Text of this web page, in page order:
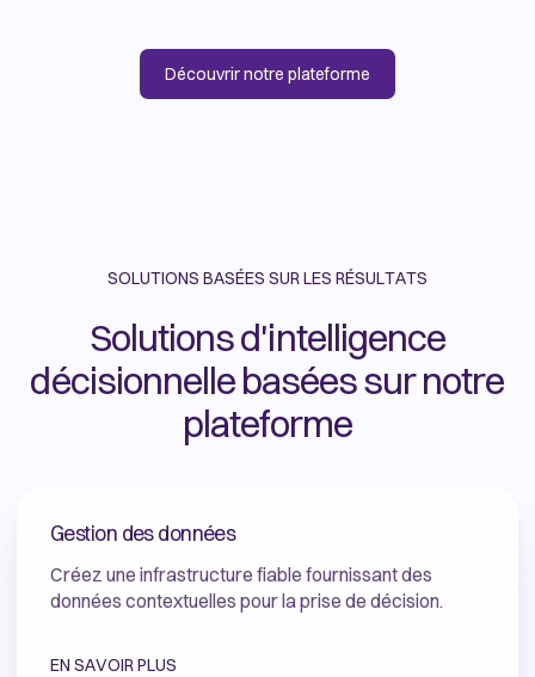
Découvrir notre plateforme
SOLUTIONS BASÉES SUR LES RÉSULTATS
Solutions d'intelligence
décisionnelle basées sur notre
plateforme
Gestion des données
Créez une infrastructure fiable fournissant des
données contextuelles pour la prise de décision.
EN SAVOIR PLUS